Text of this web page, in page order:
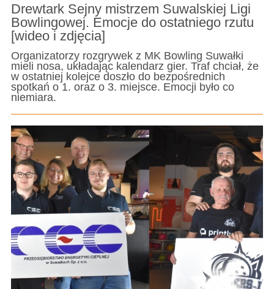
Drewtark Sejny mistrzem Suwalskiej Ligi
Bowlingowej. Emocje do ostatniego rzutu
[wideo i zdjęcia]
Organizatorzy rozgrywek z MK Bowling Suwałki
mieli nosa, układając kalendarz gier. Traf chciał, że
w ostatniej kolejce doszło do bezpośrednich
spotkań o 1. oraz o 3. miejsce. Emocji było co
niemiara.